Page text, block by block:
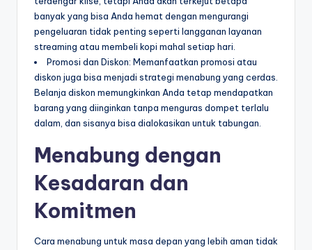
banyak yang bisa Anda hemat dengan mengurangi
pengeluaran tidak penting seperti langganan layanan
streaming atau membeli kopi mahal setiap hari.
Promosi dan Diskon: Memanfaatkan promosi atau
diskon juga bisa menjadi strategi menabung yang cerdas.
Belanja diskon memungkinkan Anda tetap mendapatkan
barang yang diinginkan tanpa menguras dompet terlalu
dalam, dan sisanya bisa dialokasikan untuk tabungan.
Menabung dengan
Kesadaran dan
Komitmen
Cara menabung untuk masa depan yang lebih aman tidak